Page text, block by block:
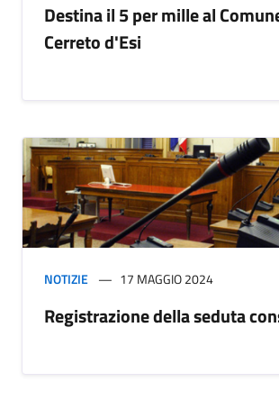
Destina il 5 per mille al
Cerreto d'Esi
NOTIZIE 17 MAGGIO 2024
Registrazione della seduta